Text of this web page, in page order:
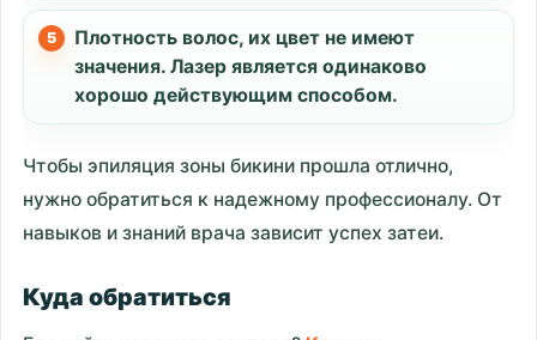
Плотность волос, их цвет не имеют
значения. Лазер является одинаково
хорошо действующим способом.
Чтобы эпиляция зоны бикини прошла отлично,
нужно обратиться к надежному профессионалу. От
навыков и знаний врача зависит успех затеи.
Куда обратиться